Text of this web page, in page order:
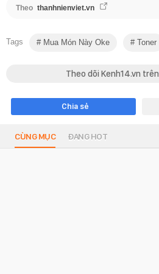
Theo thanhnienviet.vn
Tags Mua Món Này Oke Toner
Theo dõi Kenh14.vn trên
Chia sẻ
CÙNG MỤC ĐANG HOT